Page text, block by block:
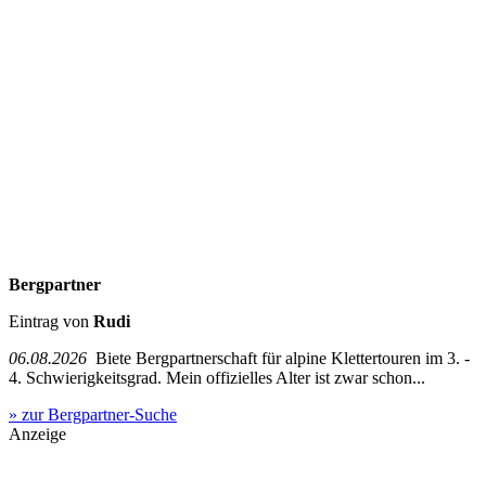
Bergpartner
Eintrag von Rudi
06.08.2026 Biete Bergpartnerschaft für alpine Klettertouren im 3. -
4. Schwierigkeitsgrad. Mein offizielles Alter ist zwar schon...
» zur Bergpartner-Suche
Anzeige